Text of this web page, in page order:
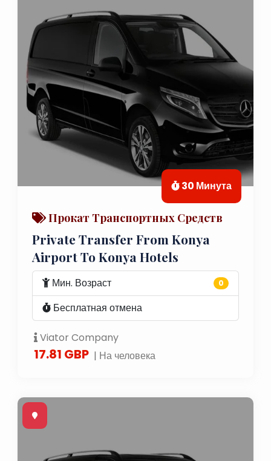
30 Минута
Прокат Транспортных Средств
Private Transfer From Konya
Airport To Konya Hotels
Мин. Возраст 0
Бесплатная отмена
Viator Company
17.81 GBP | На человека